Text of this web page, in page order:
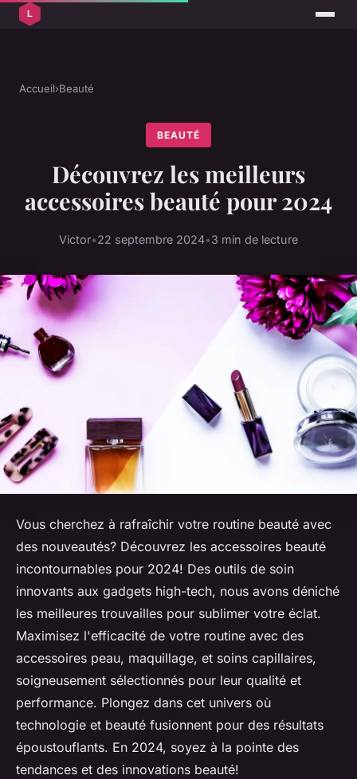
Accueil›Beauté
BEAUTÉ
Découvrez les meilleurs
accessoires beauté pour 2024
Victor•22 septembre 2024•3 min de lecture
Vous cherchez à rafraîchir votre routine beauté avec
des nouveautés? Découvrez les accessoires beauté
incontournables pour 2024! Des outils de soin
innovants aux gadgets high-tech, nous avons déniché
les meilleures trouvailles pour sublimer votre éclat.
Maximisez l'efficacité de votre routine avec des
accessoires peau, maquillage, et soins capillaires,
soigneusement sélectionnés pour leur qualité et
performance. Plongez dans cet univers où
technologie et beauté fusionnent pour des résultats
époustouflants. En 2024, soyez à la pointe des
tendances et des innovations beauté!